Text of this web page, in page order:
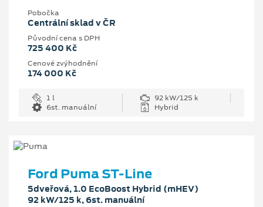
Pobočka
Centrální sklad v ČR
Původní cena s DPH
725 400 Kč
Cenové zvýhodnění
174 000 Kč
1 l
92 kW/125 k
6st. manuální
Hybrid
Ford Puma ST-Line
5dveřová, 1.0 EcoBoost Hybrid (mHEV)
92 kW/125 k, 6st. manuální